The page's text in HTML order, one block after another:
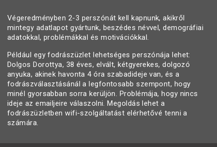
Végeredményben 2-3 perszónát kell kapnunk, akikről
mintegy adatlapot gyártunk, beszédes névvel, demográfiai
adatokkal, problémákkal és motivációkkal.
Például egy fodrászüzlet lehetséges perszónája lehet:
Dolgos Dorottya, 38 éves, elvált, kétgyerekes, dolgozó
anyuka, akinek havonta 4 óra szabadideje van, és a
fodrászválasztásánál a legfontosabb szempont, hogy
minél gyorsabban sorra kerüljön. Problémája, hogy nincs
ideje az emailjeire válaszolni. Megoldás lehet a
fodrászüzletben wifi-szolgáltatást elérhetővé tenni a
számára.